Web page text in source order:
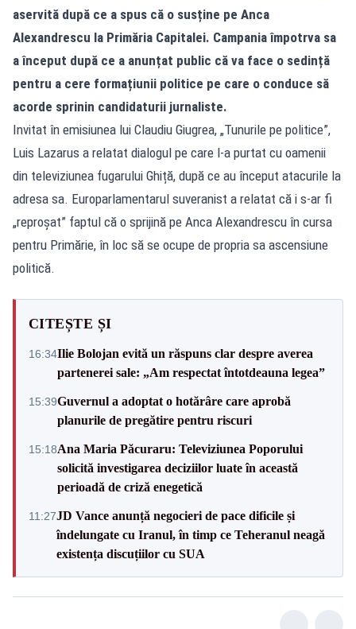
aservită după ce a spus că o susține pe Anca
Alexandrescu la Primăria Capitalei. Campania împotrva sa
a început după ce a anunțat public că va face o sedință
pentru a cere formațiunii politice pe care o conduce să
acorde sprinin candidaturii jurnaliste.
Invitat în emisiunea lui Claudiu Giugrea, „Tunurile pe politice”,
Luis Lazarus a relatat dialogul pe care l-a purtat cu oamenii
din televiziunea fugarului Ghiță, după ce au început atacurile la
adresa sa. Europarlamentarul suveranist a relatat că i s-ar fi
„reproșat” faptul că o sprijină pe Anca Alexandrescu în cursa
pentru Primărie, în loc să se ocupe de propria sa ascensiune
politică.
CITEȘTE ȘI
16:34Ilie Bolojan evită un răspuns clar despre averea
partenerei sale: „Am respectat întotdeauna legea”
15:39Guvernul a adoptat o hotărâre care aprobă
planurile de pregătire pentru riscuri
15:18Ana Maria Păcuraru: Televiziunea Poporului
solicită investigarea deciziilor luate în această
perioadă de criză enegetică
11:27JD Vance anunță negocieri de pace dificile și
îndelungate cu Iranul, în timp ce Teheranul neagă
existența discuțiilor cu SUA